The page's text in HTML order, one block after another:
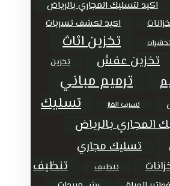
اكيد لتسليك المجاري بالرياض
اكيد لكشف تسربات
تخزين اثاث
تخزين عفش
تخزين
ترميم مباني
تسريب الغاز
تسليك
المجاري بالرياض
تسليك مجاري
تنظيف
تنظيف